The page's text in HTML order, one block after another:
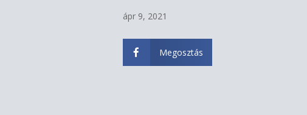
ápr 9, 2021
 Megosztás